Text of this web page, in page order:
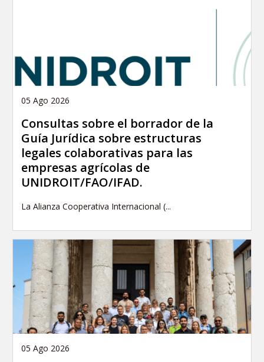
05 Ago 2026
Consultas sobre el borrador de la
Guía Jurídica sobre estructuras
legales colaborativas para las
empresas agrícolas de
UNIDROIT/FAO/IFAD.
La Alianza Cooperativa Internacional (...
05 Ago 2026